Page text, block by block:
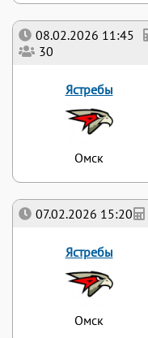
07.02.2026 15:20
Ястребы
Омск
08.02.2026 11:45
30
Ястребы
Омск